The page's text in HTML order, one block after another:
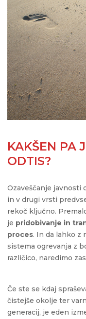
KAKŠEN PA
ODTIS?
Ozaveščanje javnosti
in v drugi vrsti
rekoč ključno.
je pridobivanje in
proces. In da lahko z
sistema ogrevanja z
različico, naredimo
Če ste se kdaj
čistejše okolje ter
generacij, je eden